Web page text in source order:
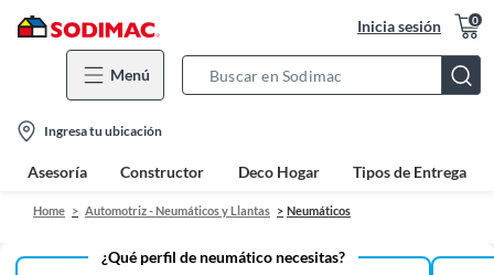
Inicia sesión 0
Menú
Bar
location-
icon
Ingresa tu ubicación
Asesoría Constructor Deco Hogar Tipos de Entrega
Home Automotriz - Neumáticos y Llantas Neumáticos
¿Qué perfil de neumático necesitas?